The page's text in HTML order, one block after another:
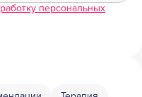
персональных